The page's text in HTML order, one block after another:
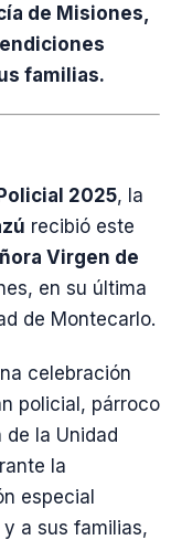
de Misiones,
familias.
2025, la
recibió este
Virgen de
en su última
de Montecarlo.
celebración
policial, párroco
la Unidad
la
especial
a sus familias,